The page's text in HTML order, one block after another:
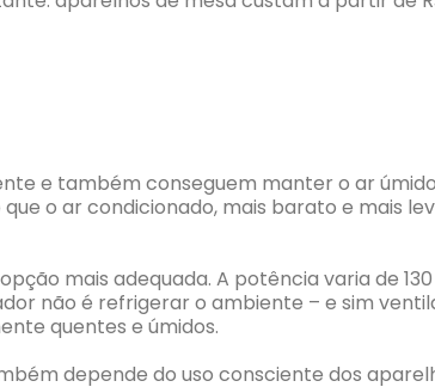
e também conseguem manter o ar
o ar condicionado, mais barato e mais
mais adequada. A potência varia de
não é refrigerar o ambiente – e sim
quentes e úmidos.
depende do uso consciente dos